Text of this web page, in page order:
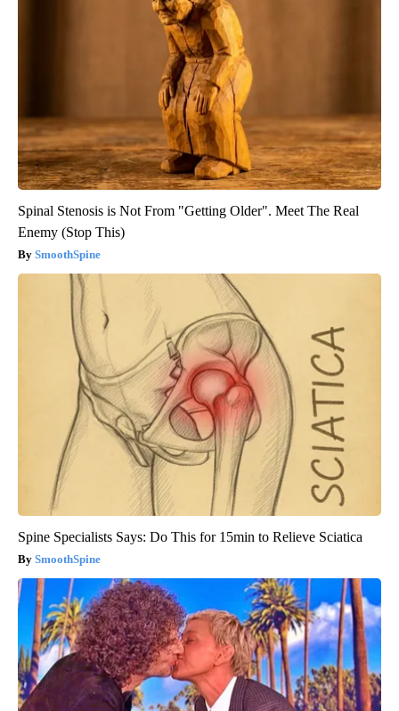
Spinal Stenosis is Not From "Getting Older". Meet The Real
Enemy (Stop This)
SmoothSpine
Spine Specialists Says: Do This for 15min to Relieve Sciatica
SmoothSpine